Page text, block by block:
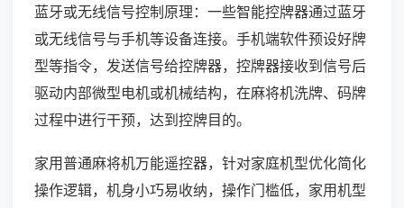
蓝牙或无线信号控制原理：一些智能控牌器通过蓝牙
或无线信号与手机等设备连接。手机端软件预设好牌
型等指令，发送信号给控牌器，控牌器接收到信号后
驱动内部微型电机或机械结构，在麻将机洗牌、码牌
过程中进行干预，达到控牌目的。
家用普通麻将机万能遥控器，针对家庭机型优化简化
操作逻辑，机身小巧易收纳，操作门槛低，家用机型